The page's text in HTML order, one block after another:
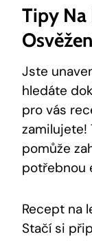
Tipy Na
Jste
hledáte
pro vás
zamilujete!
pomůže
potřebnou
Recept na
Stačí si